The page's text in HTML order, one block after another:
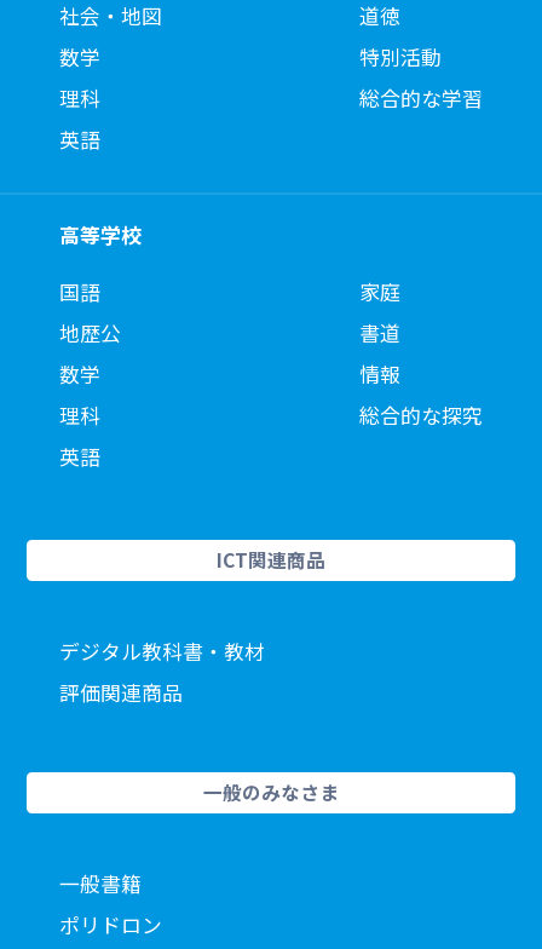
社会・地図
数学
理科
英語
道徳
特別活動
総合的な学習
高等学校
国語
地歴公
数学
理科
英語
家庭
書道
情報
総合的な探究
ICT関連商品
デジタル教科書・教材
評価関連商品
一般のみなさま
一般書籍
ポリドロン